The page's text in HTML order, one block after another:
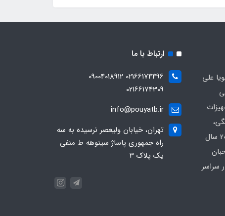
علی
بیمارستانی و کلینیکی با بیش از 20 سال
سراسر
ارتباط با ما
02166174496 09004018912
02166174309
info@pouyatb.ir
تهران، خیابان ولیعصر نرسیده به سه
راه جمهوری پاساژ سینوهه ط منفی
یک پلاک 3